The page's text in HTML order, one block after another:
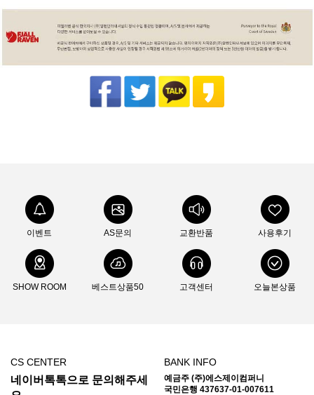
이벤트 AS문의 교환반품 사용후기
SHOW ROOM 베스트상품50 고객센터 오늘본상품
CS CENTER
네이버톡톡으로 문의해주세
BANK INFO
예금주 (주)에스제이컴퍼니
국민은행 437637-01-007611